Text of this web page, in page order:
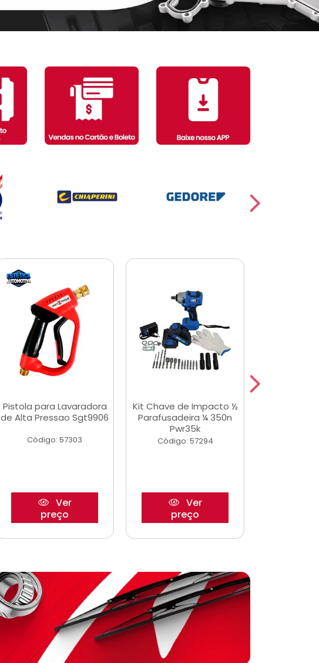
Pistola para Lavaradora
de Alta Pressao Sgt9906
Código: 57303
Ver
preço
Kit Chave de Impacto ½
Parafusadeira ¼ 350n
Pwr35k
Código: 57294
Ver
preço